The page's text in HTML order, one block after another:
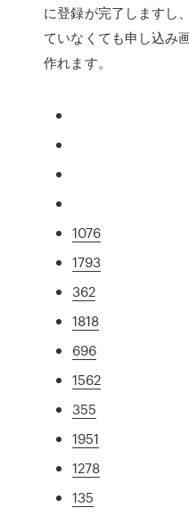
に登録が完了しますし
ていなくても申し込み
作れます。
1076
1793
362
1818
696
1562
355
1951
1278
135